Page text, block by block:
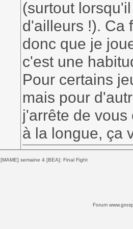
(surtout
d'ailleurs !). Ca
donc que je
c'est une
Pour certains
mais pour
j'arrête de
à la longue, ça
[MAME] semaine 4 [BEA]: Final Fight
Forum